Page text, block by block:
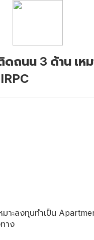
ถนน 3 ด้าน เห
ะลงทุนทำเป็น
าง